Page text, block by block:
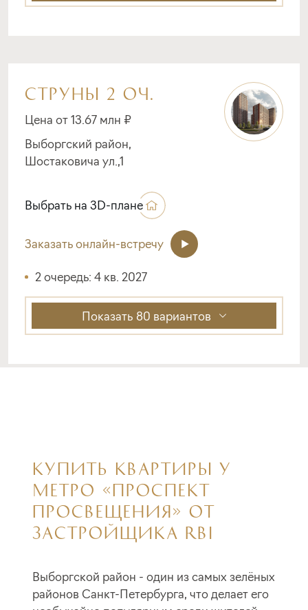
СТРУНЫ 2 ОЧ.
Цена от 13.67 млн ₽
Выборгский район,
Шостаковича ул.,1
Выбрать на 3D-плане
Заказать онлайн-встречу
2 очередь: 4 кв. 2027
Показать 80 вариантов
КУПИТЬ КВАРТИРЫ У
МЕТРО «ПРОСПЕКТ
ПРОСВЕЩЕНИЯ» ОТ
ЗАСТРОЙЩИКА RBI
Выборгской район - один из самых зелёных
районов Санкт-Петербурга, что делает его